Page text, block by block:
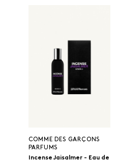
COMME DES GARÇONS
PARFUMS
Incense Jaisalmer - Eau de